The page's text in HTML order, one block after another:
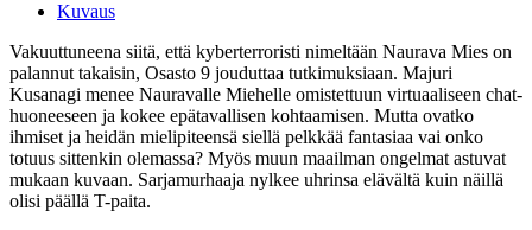
Kuvaus
Vakuuttuneena siitä, että kyberterroristi nimeltään Naurava Mies on
palannut takaisin, Osasto 9 jouduttaa tutkimuksiaan. Majuri
Kusanagi menee Nauravalle Miehelle omistettuun virtuaaliseen chat-
huoneeseen ja kokee epätavallisen kohtaamisen. Mutta ovatko
ihmiset ja heidän mielipiteensä siellä pelkkää fantasiaa vai onko
totuus sittenkin olemassa? Myös muun maailman ongelmat astuvat
mukaan kuvaan. Sarjamurhaaja nylkee uhrinsa elävältä kuin näillä
olisi päällä T-paita.